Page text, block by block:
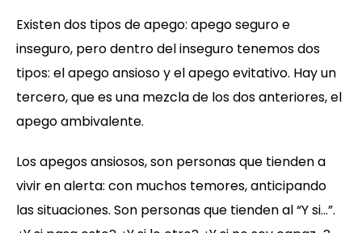
Existen dos tipos de apego: apego seguro e
inseguro, pero dentro del inseguro tenemos dos
tipos: el apego ansioso y el apego evitativo. Hay un
tercero, que es una mezcla de los dos anteriores, el
apego ambivalente.
Los apegos ansiosos, son personas que tienden a
vivir en alerta: con muchos temores, anticipando
las situaciones. Son personas que tienden al “Y si…”.